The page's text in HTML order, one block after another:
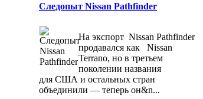
Следопыт Nissan Pathfinder
На экспорт Nissan Pathfinder
продавался как Nissan
Terrano, но в третьем
поколении названия
для США и остальных стран
объединили — теперь он&n...